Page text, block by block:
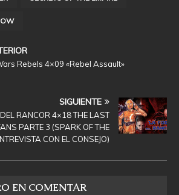
Rebels 4×09 «Rebel Assault»
SIGUIENTE
RANCOR 4×18 THE LAST
PARTE 3 (SPARK OF THE
CON EL CONSEJO)
EN COMENTAR